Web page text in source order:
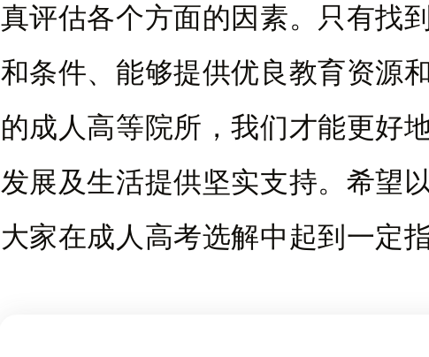
真评估各个方面的因素。只有找
和条件、能够提供优良教育资源
的成人高等院所，我们才能更好
发展及生活提供坚实支持。希望
大家在成人高考选解中起到一定